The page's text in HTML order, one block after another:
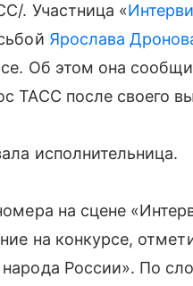
. Участница «
Ярослава
Об этом она
ТАСС после своего
исполнительница.
на сцене
на конкурсе,
России». По